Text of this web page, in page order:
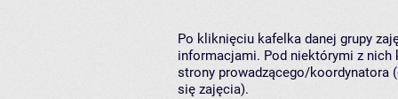
Po kliknięciu kafelka danej grupy
informacjami. Pod niektórymi z nich
strony prowadzącego/koordynatora
się zajęcia).